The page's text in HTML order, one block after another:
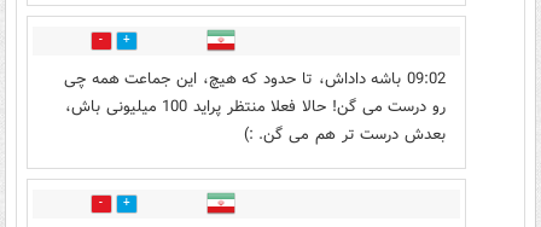
12
09:02 باشه داداش، تا حدود که هیچ، این جماعت همه چی
رو درست می گن! حالا فعلا منتظر پراید 100 میلیونی باش،
بعدش درست تر هم می گن. :)
2